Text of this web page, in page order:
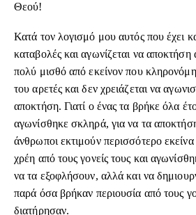
Θεού!
Κατά τον λογισμό μου αυτός που έχει
καταβολές και αγωνίζεται να αποκτήση
πολύ μισθό από εκείνον που
του αρετές και δεν χρειάζεται να
αποκτήση. Γιατί ο ένας τα βρήκε όλα
αγωνίσθηκε σκληρά, για να τα
άνθρωποι εκτιμούν περισσότερο
χρέη από τους γονείς τους και
να τα εξοφλήσουν, αλλά και να
παρά όσα βρήκαν περιουσία από τους
διατήρησαν.